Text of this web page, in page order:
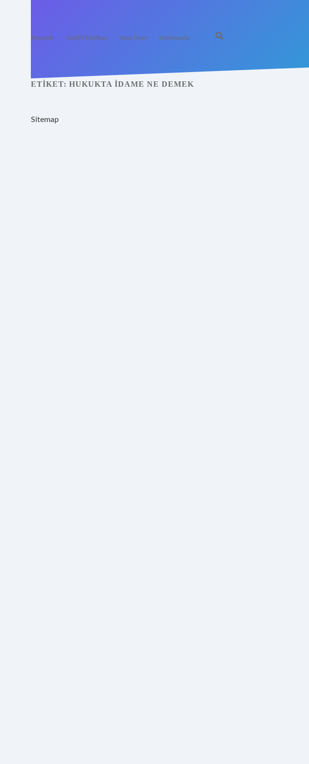
Anasayfa Gizlilik Politikası Yasal Uyarı Hakkımızda
ETIKET: HUKUKTA IDAME NE DEMEK
Sitemap